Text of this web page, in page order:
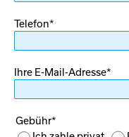
Pflichtfeld
Telefon*
Pflichtfeld
Ihre E-Mail-Adresse*
Pflichtfeld
Gebühr*